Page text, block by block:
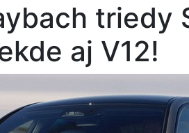
triedy
aj V12!